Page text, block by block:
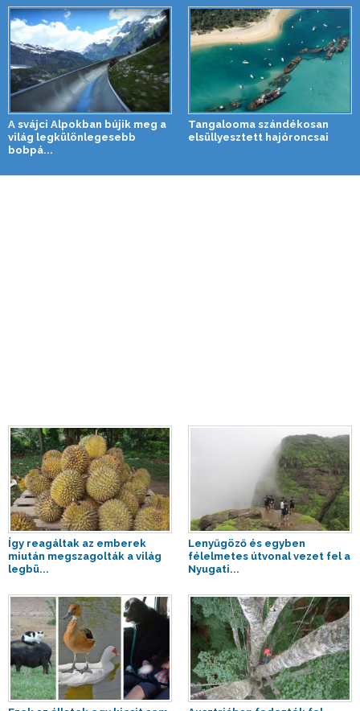
A svájci Alpokban bújik meg a
világ legkülönlegesebb
bobpá...
Tangalooma szándékosan
elsüllyesztett hajóroncsai
Így reagáltak az emberek
miután megszagolták a világ
legbü...
Lenyűgöző és egyben
félelmetes útvonal vezet fel a
Nyugati...